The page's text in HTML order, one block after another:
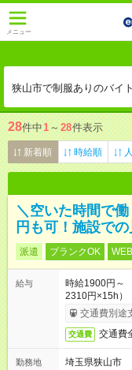
メニュー
狭山市で制服ありのバイ
28件中1 ～ 28件表示
新着順 時給順
＼空いた時間で
円も可！施設で
派遣 ブランクOK
給与
時給1900円～
2310円×15h）
交通費別途
交通費 交通費
勤務地
埼玉県狭山市